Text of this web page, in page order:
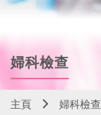
婦科檢查
主頁
婦科檢查